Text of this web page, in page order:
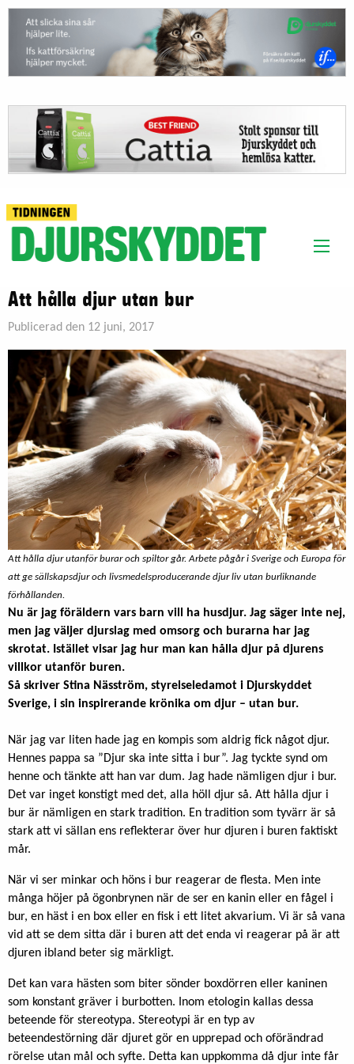
Att hålla djur utan bur
Publicerad den 12 juni, 2017
Att hålla djur utanför burar och spiltor går. Arbete pågår i Sverige och Europa för
att ge sällskapsdjur och livsmedelsproducerande djur liv utan burliknande
förhållanden.
Nu är jag föräldern vars barn vill ha husdjur. Jag säger inte nej,
men jag väljer djurslag med omsorg och burarna har jag
skrotat. Istället visar jag hur man kan hålla djur på djurens
villkor utanför buren.
Så skriver Stina Näsström, styrelseledamot i Djurskyddet
Sverige, i sin inspirerande krönika om djur – utan bur.
När jag var liten hade jag en kompis som aldrig fick något djur.
Hennes pappa sa ”Djur ska inte sitta i bur”. Jag tyckte synd om
henne och tänkte att han var dum. Jag hade nämligen djur i bur.
Det var inget konstigt med det, alla höll djur så. Att hålla djur i
bur är nämligen en stark tradition. En tradition som tyvärr är så
stark att vi sällan ens reflekterar över hur djuren i buren faktiskt
mår.
När vi ser minkar och höns i bur reagerar de flesta. Men inte
många höjer på ögonbrynen när de ser en kanin eller en fågel i
bur, en häst i en box eller en fisk i ett litet akvarium. Vi är så vana
vid att se dem sitta där i buren att det enda vi reagerar på är att
djuren ibland beter sig märkligt.
Det kan vara hästen som biter sönder boxdörren eller kaninen
som konstant gräver i burbotten. Inom etologin kallas dessa
beteende för stereotypa. Stereotypi är en typ av
beteendestörning där djuret gör en upprepad och oförändrad
rörelse utan mål och syfte. Detta kan uppkomma då djur inte får